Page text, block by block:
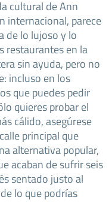
cultural de Ann
internacional, parece
de lo lujoso y lo
restaurantes en la
sin ayuda, pero no
incluso en los
que puedes pedir
quieres probar el
cálido, asegúrese
principal que
alternativa popular,
acaban de sufrir seis
sentado justo al
lo que podrías